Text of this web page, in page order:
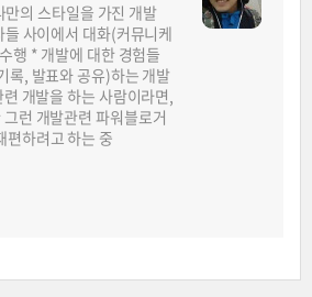
의 스타일을 가진 개발
사이에서 대화(커뮤니케
행 * 개발에 대한 경험들
록, 발표와 공유)하는 개발
개발을 하는 사람이라면,
런 개발관련 파워블로거
편하려고 하는 중